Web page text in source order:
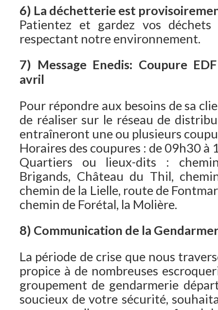
6) La déchetterie est
Patientez et gardez vos
respectant notre environnement.
7) Message Enedis: Coupure
avril
Pour répondre aux besoins de sa
de réaliser sur le réseau de
entraîneront une ou plusieurs
Horaires des coupures : de 09h30 à
Quartiers ou lieux-dits :
Brigands, Château du Thil,
chemin de la Lielle, route de
chemin de Forétal, la Molière.
8) Communication de la
La période de crise que nous
propice à de nombreuses
groupement de gendarmerie
soucieux de votre sécurité,